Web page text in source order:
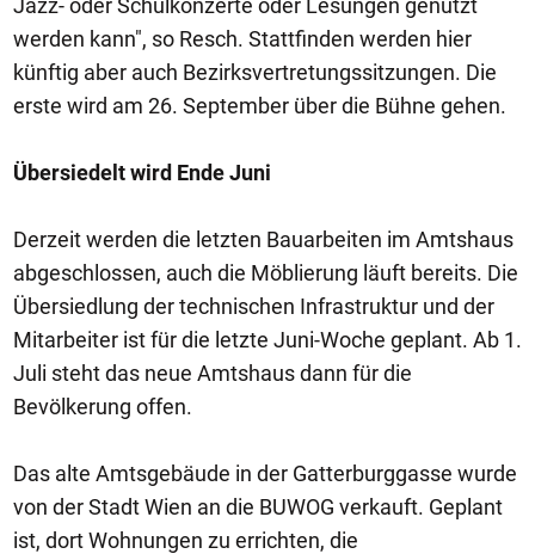
Jazz- oder Schulkonzerte oder Lesungen genutzt
werden kann", so Resch. Stattfinden werden hier
künftig aber auch Bezirksvertretungssitzungen. Die
erste wird am 26. September über die Bühne gehen.
Übersiedelt wird Ende Juni
Derzeit werden die letzten Bauarbeiten im Amtshaus
abgeschlossen, auch die Möblierung läuft bereits. Die
Übersiedlung der technischen Infrastruktur und der
Mitarbeiter ist für die letzte Juni-Woche geplant. Ab 1.
Juli steht das neue Amtshaus dann für die
Bevölkerung offen.
Das alte Amtsgebäude in der Gatterburggasse wurde
von der Stadt Wien an die BUWOG verkauft. Geplant
ist, dort Wohnungen zu errichten, die